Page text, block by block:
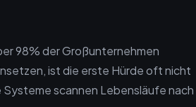
98% der Großunternehmen
ist die erste Hürde oft nicht
scannen Lebensläufe nach